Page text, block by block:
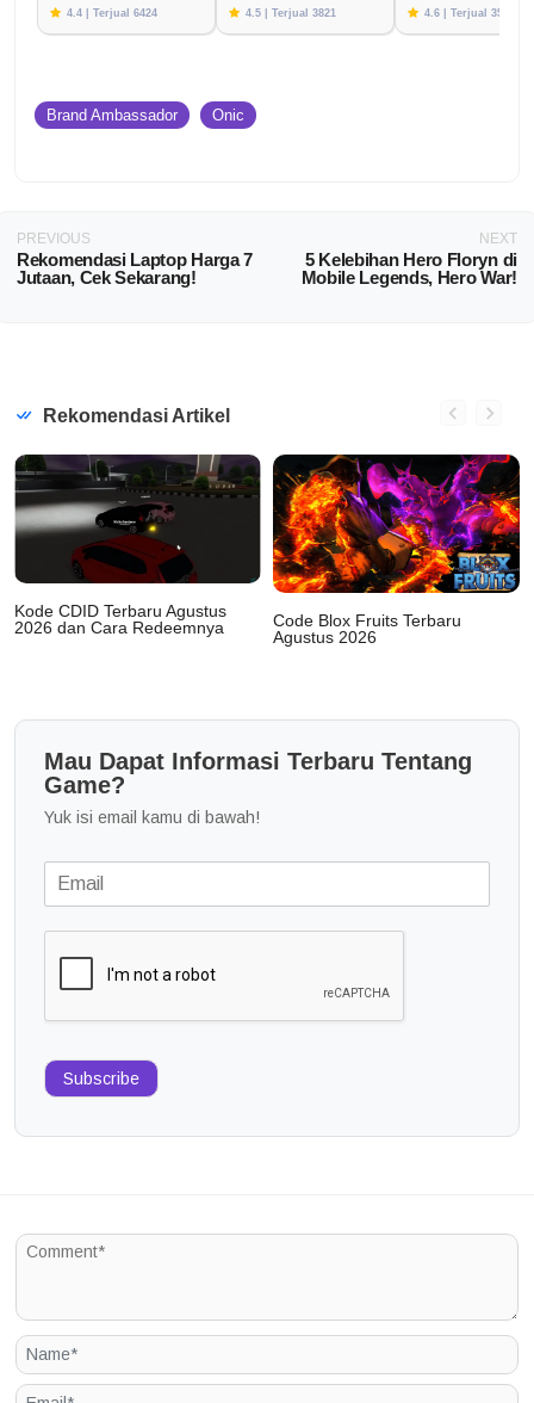
4.4 | Terjual 6424 4.5 | Terjual 3821 4.6 | Terjual 3576
Brand Ambassador Onic
PREVIOUS
Rekomendasi Laptop Harga 7
Jutaan, Cek Sekarang!
NEXT
5 Kelebihan Hero Floryn di
Mobile Legends, Hero War!
Rekomendasi Artikel
Kode CDID Terbaru Agustus
2026 dan Cara Redeemnya
Code Blox Fruits Terbaru
Agustus 2026
Mau Dapat Informasi Terbaru Tentang
Game?
Yuk isi email kamu di bawah!
Subscribe